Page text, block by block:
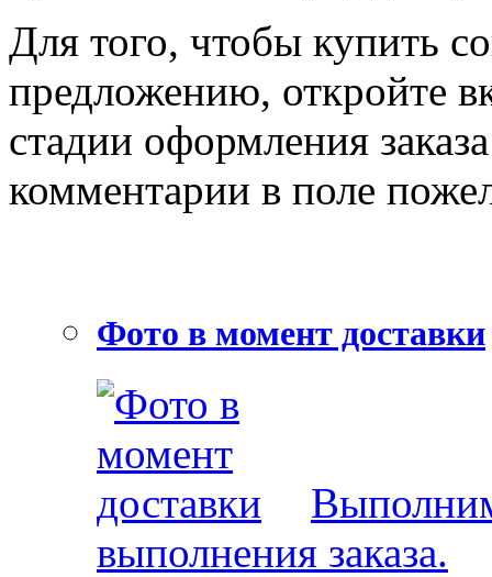
Для того, чтобы купить
предложению, откройте
стадии оформления
комментарии в поле
Фото в момент доставки
выполнения заказа.